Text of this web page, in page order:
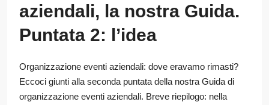
aziendali, la nostra Guida.
Puntata 2: l’idea
Organizzazione eventi aziendali: dove eravamo rimasti?
Eccoci giunti alla seconda puntata della nostra Guida di
organizzazione eventi aziendali. Breve riepilogo: nella